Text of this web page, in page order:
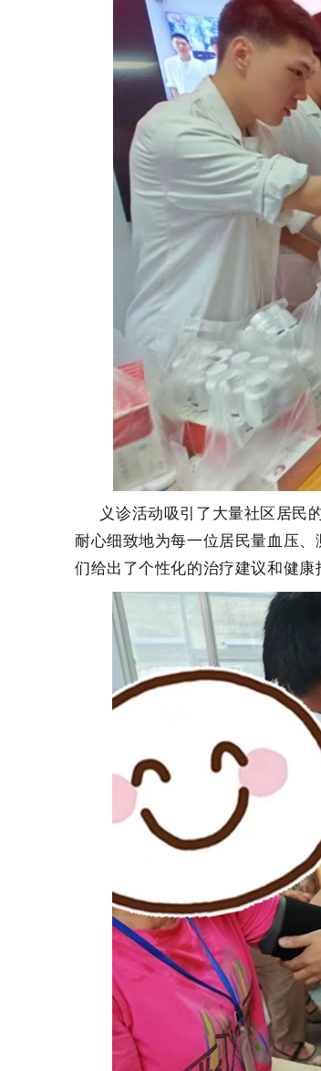
义诊活动吸引了大量社区居民
耐心细致地为每一位居民量血压
们给出了个性化的治疗建议和健康